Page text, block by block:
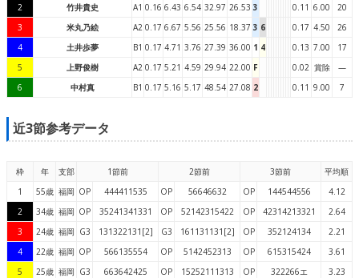
2
竹井貴史 A1 0.16 6.43 6.54 32.97 26.53 3 0.11 6.00
20
3
米丸乃絵 A2 0.17 6.67 5.56 25.56 18.37 3 6 0.17 4.50
26
4
土井歩夢 B1 0.17 4.71 3.76 27.39 36.00 1 4 0.13 7.00
17
5
上野俊樹 A2 0.17 5.21 4.59 29.94 22.00 F 0.02 賞除
—
6
中村真 B1 0.17 5.16 5.17 48.54 27.08 2 0.11 9.00 7
近3節参考データ
枠 年 支部 1節前 2節前 3節前
平均順
1
55歳 福岡 OP 444411535 OP 56646632 OP 144544556
4.12
2
34歳 福岡 OP 35241341331 OP 52142315422 OP 42314213321
2.64
3
24歳 福岡 G3 131322131[2] G3 161131131[2] OP 352124134
2.21
4
22歳 福岡 OP 566135554 OP 5142452313 OP 615315424
3.61
5
25歳 福岡 G3 663642425 OP 15252111313 OP 322266エ
3.23